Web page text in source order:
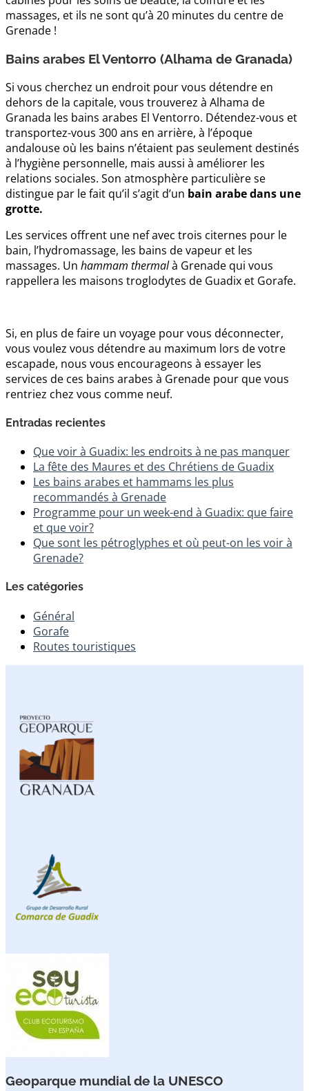
massages, et ils ne sont qu’à 20 minutes du centre de
Grenade !
Bains arabes El Ventorro (Alhama de Granada)
Si vous cherchez un endroit pour vous détendre en
dehors de la capitale, vous trouverez à Alhama de
Granada les bains arabes El Ventorro. Détendez-vous et
transportez-vous 300 ans en arrière, à l’époque
andalouse où les bains n’étaient pas seulement destinés
à l’hygiène personnelle, mais aussi à améliorer les
relations sociales. Son atmosphère particulière se
distingue par le fait qu’il s’agit d’un bain arabe dans une
grotte.
Les services offrent une nef avec trois citernes pour le
bain, l’hydromassage, les bains de vapeur et les
massages. Un hammam thermalà Grenade qui vous
rappellera les maisons troglodytes de Guadix et Gorafe.
Si, en plus de faire un voyage pour vous déconnecter,
vous voulez vous détendre au maximum lors de votre
escapade, nous vous encourageons à essayer les
services de ces bains arabes à Grenade pour que vous
rentriez chez vous comme neuf.
Entradas recientes
Que voir à Guadix: les endroits à ne pas manquer
La fête des Maures et des Chrétiens de Guadix
Les bains arabes et hammams les plus
recommandés à Grenade
Programme pour un week-end à Guadix: que faire
et que voir?
Que sont les pétroglyphes et où peut-on les voir à
Grenade?
Les catégories
Général
Gorafe
Routes touristiques
Geoparque mundial de la UNESCO